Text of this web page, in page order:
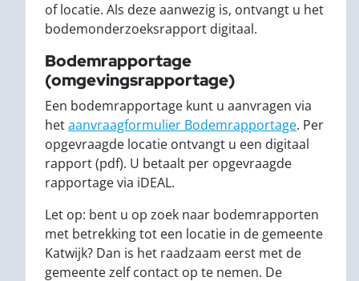
of locatie. Als deze aanwezig is, ontvangt u het
bodemonderzoeksrapport digitaal.
Bodemrapportage
(omgevingsrapportage)
Een bodemrapportage kunt u aanvragen via
hetaanvraagformulier Bodemrapportage. Per
opgevraagde locatie ontvangt u een digitaal
rapport (pdf). U betaalt per opgevraagde
rapportage via iDEAL.
Let op: bent u op zoek naar bodemrapporten
met betrekking tot een locatie in de gemeente
Katwijk? Dan is het raadzaam eerst met de
gemeente zelf contact op te nemen. De